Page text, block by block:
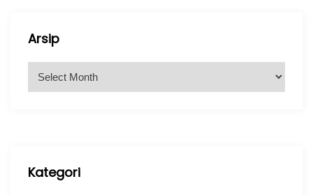
Arsip
Kategori